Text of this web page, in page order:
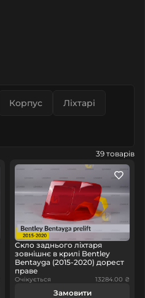
Корпус Ліхтарі
39 товарів
Скло заднього ліхтаря
зовнішнє в крилі Bentley
Bentayga (2015-2020) дорест
праве
Очікується 13284.00 ₴
Замовити